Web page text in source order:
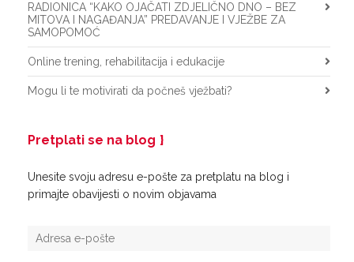
RADIONICA “KAKO OJAČATI ZDJELIČNO DNO – BEZ
MITOVA I NAGAĐANJA” PREDAVANJE I VJEŽBE ZA
SAMOPOMOĆ
Online trening, rehabilitacija i edukacije
Mogu li te motivirati da počneš vježbati?
Pretplati se na blog
Unesite svoju adresu e-pošte za pretplatu na blog i
primajte obavijesti o novim objavama